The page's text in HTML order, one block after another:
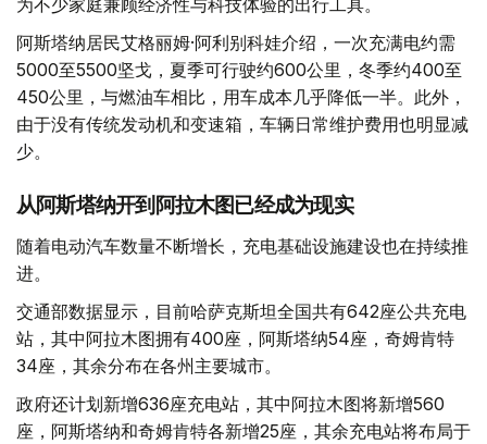
为不少家庭兼顾经济性与科技体验的出行工具。
阿斯塔纳居民艾格丽姆·阿利别科娃介绍，一次充满电约需
5000至5500坚戈，夏季可行驶约600公里，冬季约400至
450公里，与燃油车相比，用车成本几乎降低一半。此外，
由于没有传统发动机和变速箱，车辆日常维护费用也明显减
少。
从阿斯塔纳开到阿拉木图已经成为现实
随着电动汽车数量不断增长，充电基础设施建设也在持续推
进。
交通部数据显示，目前哈萨克斯坦全国共有642座公共充电
站，其中阿拉木图拥有400座，阿斯塔纳54座，奇姆肯特
34座，其余分布在各州主要城市。
政府还计划新增636座充电站，其中阿拉木图将新增560
座，阿斯塔纳和奇姆肯特各新增25座，其余充电站将布局于